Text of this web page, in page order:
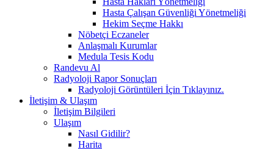
Hasta Çalışan Güvenliği Yönetmeliği
Hekim Seçme Hakkı
Nöbetçi Eczaneler
Anlaşmalı Kurumlar
Medula Tesis Kodu
Randevu Al
Radyoloji Rapor Sonuçları
Radyoloji Görüntüleri İçin Tıklayınız.
İletişim & Ulaşım
İletişim Bilgileri
Ulaşım
Nasıl Gidilir?
Harita